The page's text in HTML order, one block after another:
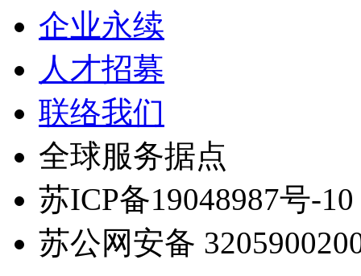
企业永续
人才招募
联络我们
全球服务据点
苏ICP备19048987号-10
苏公网安备